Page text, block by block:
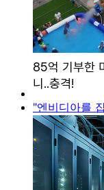
"엔비디아를